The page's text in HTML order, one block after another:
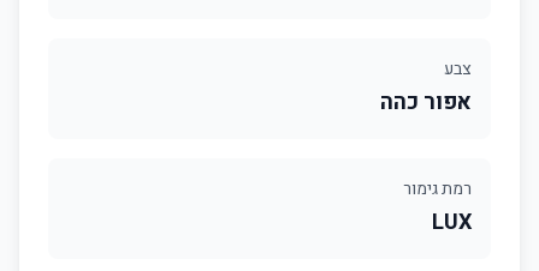
צבע
אפור כהה
רמת גימור
LUX